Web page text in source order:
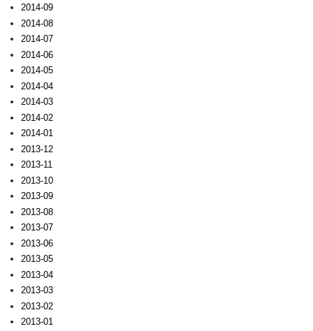
2014-09
2014-08
2014-07
2014-06
2014-05
2014-04
2014-03
2014-02
2014-01
2013-12
2013-11
2013-10
2013-09
2013-08
2013-07
2013-06
2013-05
2013-04
2013-03
2013-02
2013-01